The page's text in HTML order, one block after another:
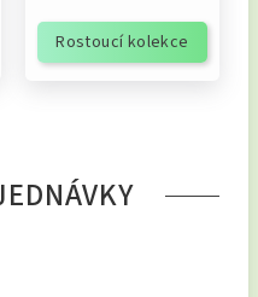
Rostoucí kolekce